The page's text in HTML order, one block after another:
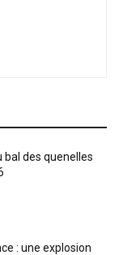
bal des quenelles
: une explosion